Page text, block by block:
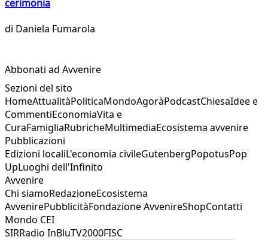
cerimonia
di Daniela Fumarola
Abbonati ad Avvenire
Sezioni del sito
HomeAttualitàPoliticaMondoAgoràPodcastChiesaIdee e
CommentiEconomiaVita e
CuraFamigliaRubricheMultimediaEcosistema avvenire
Pubblicazioni
Edizioni localiL'economia civileGutenbergPopotusPop
UpLuoghi dell'Infinito
Avvenire
Chi siamoRedazioneEcosistema
AvvenirePubblicitàFondazione AvvenireShopContatti
Mondo CEI
SIRRadio InBluTV2000FISC